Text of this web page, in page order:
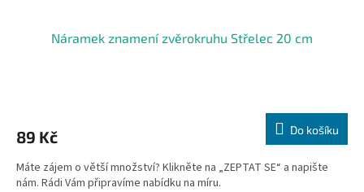
Náramek znamení zvěrokruhu Střelec 20 cm
89 Kč Do košíku
Máte zájem o větší množství? Klikněte na „ZEPTAT SE“ a napište
nám. Rádi Vám připravíme nabídku na míru.